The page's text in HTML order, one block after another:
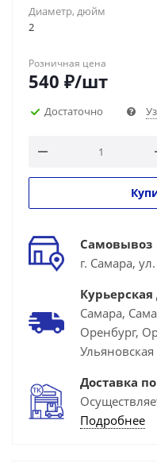
Диаметр, дюйм
2
Розничная цена
540 ₽/шт
Достаточно
Самовывоз
г. Самара,
Курьерская
Самара,
Оренбург,
Ульяновская
Доставка
Подробнее